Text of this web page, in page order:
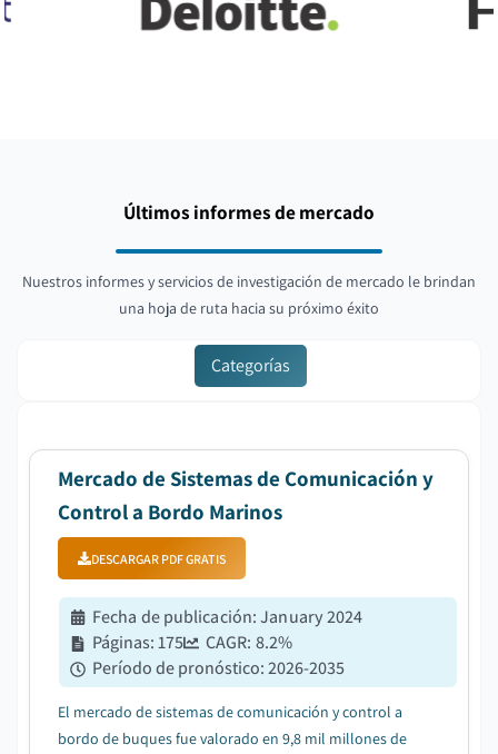
Últimos informes de mercado
Nuestros informes y servicios de investigación de mercado le brindan
una hoja de ruta hacia su próximo éxito
Categorías
Mercado de Sistemas de Comunicación y
Control a Bordo Marinos
DESCARGAR PDF GRATIS
Fecha de publicación:January 2024
Páginas:175 CAGR: 8.2%
Período de pronóstico:2026-2035
El mercado de sistemas de comunicación y control a
bordo de buques fue valorado en 9,8 mil millones de